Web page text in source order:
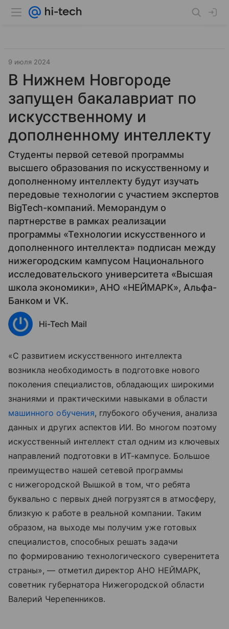
9 июля 2024
В Нижнем Новгороде
запущен бакалавриат по
искусственному и
дополненному интеллекту
Студенты первой сетевой программы
высшего образования по искусственному и
дополненному интеллекту будут изучать
передовые технологии с участием экспертов
BigTech-компаний. Меморандум о
партнерстве в рамках реализации
программы «Технологии искусственного и
дополненного интеллекта» подписан между
нижегородским кампусом Национального
исследовательского университета «Высшая
школа экономики», АНО «НЕЙМАРК», Альфа-
Банком и VK.
Hi-Tech Mail
«С развитием искусственного интеллекта
возникла необходимость в подготовке нового
поколения специалистов, обладающих широкими
знаниями и практическими навыками в области
машинного обучения, глубокого обучения, анализа
данных и других аспектов ИИ. Во многом поэтому
искусственный интеллект стал одним из ключевых
направлений подготовки в ИТ-кампусе. Большое
преимущество нашей сетевой программы
с нижегородской Вышкой в том, что ребята
буквально с первых дней погрузятся в атмосферу,
близкую к работе в реальной компании. Таким
образом, на выходе мы получим уже готовых
специалистов, способных решать задачи
по формированию технологического суверенитета
страны», — отметил директор АНО НЕЙМАРК,
советник губернатора Нижегородской области
Валерий Черепенников.